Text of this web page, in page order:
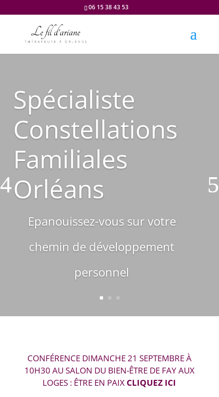
06 15 38 43 53
Spécialiste
Constellations
Familiales
Orléans
Epanouissez-vous sur votre
chemin de développement
personnel
CONFÉRENCE DIMANCHE 21 SEPTEMBRE À
10H30 AU SALON DU BIEN-ÊTRE DE FAY AUX
LOGES : ÊTRE EN PAIX CLIQUEZ ICI